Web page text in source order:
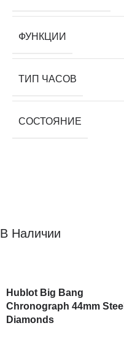
ФУНКЦИИ
ТИП ЧАСОВ
СОСТОЯНИЕ
В Наличии
Hublot Big Bang
Chronograph 44mm Steel
Diamonds